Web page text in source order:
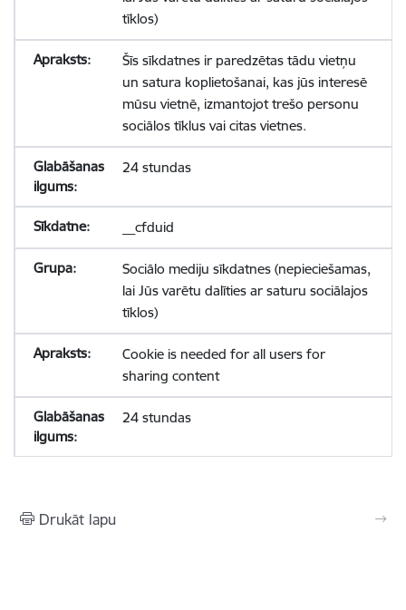
tīklos)
Šīs sīkdatnes ir paredzētas tādu vietņu
un satura koplietošanai, kas jūs interesē
mūsu vietnē, izmantojot trešo personu
sociālos tīklus vai citas vietnes.
24 stundas
__cfduid
Sociālo mediju sīkdatnes (nepieciešamas,
lai Jūs varētu dalīties ar saturu sociālajos
tīklos)
Cookie is needed for all users for
sharing content
24 stundas
Drukāt lapu